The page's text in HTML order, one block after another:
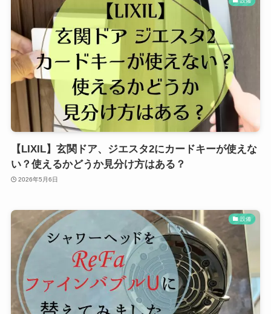
【LIXIL】玄関ドア、ジエスタ2にカードキーが使えな
い？使えるかどうか見分け方はある？
2026年5月6日
設備